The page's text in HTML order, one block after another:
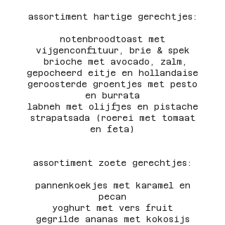
assortiment hartige gerechtjes:
notenbroodtoast met
vijgenconfituur, brie & spek
brioche met avocado, zalm,
gepocheerd eitje en hollandaise
geroosterde groentjes met pesto
en burrata
labneh met olijfjes en pistache
strapatsada (roerei met tomaat
en feta)
assortiment zoete gerechtjes:
​pannenkoekjes met karamel en
pecan
yoghurt met vers fruit
gegrilde ananas met kokosijs